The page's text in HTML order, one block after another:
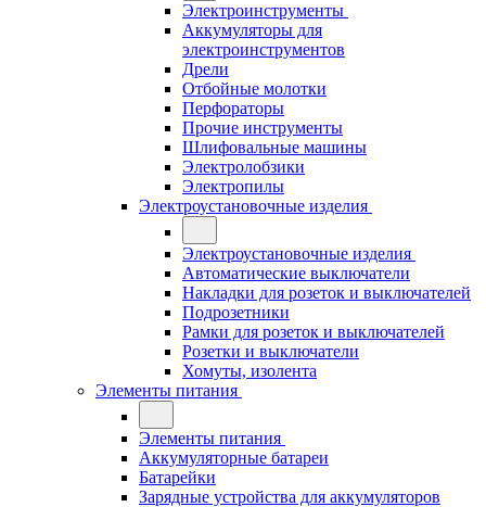
Электроинструменты
Аккумуляторы для
электроинструментов
Дрели
Отбойные молотки
Перфораторы
Прочие инструменты
Шлифовальные машины
Электролобзики
Электропилы
Электроустановочные изделия
Электроустановочные изделия
Автоматические выключатели
Накладки для розеток и выключателей
Подрозетники
Рамки для розеток и выключателей
Розетки и выключатели
Хомуты, изолента
Элементы питания
Элементы питания
Аккумуляторные батареи
Батарейки
Зарядные устройства для аккумуляторов